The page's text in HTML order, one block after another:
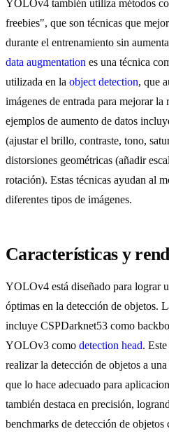
YOLOv4 también utiliza métodos
freebies", que son técnicas que
durante el entrenamiento sin
data augmentation es una técnica
utilizada en la object detection, que
imágenes de entrada para mejorar
ejemplos de aumento de datos
(ajustar el brillo, contraste, tono,
distorsiones geométricas (añadir
rotación). Estas técnicas ayudan al
diferentes tipos de imágenes.
Características y
YOLOv4 está diseñado para lograr
óptimas en la detección de objetos.
incluye CSPDarknet53 como
YOLOv3 como detection head.
realizar la detección de objetos a
que lo hace adecuado para
también destaca en precisión,
benchmarks de detección de objetos